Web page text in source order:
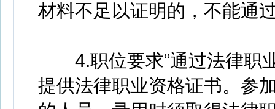
材料不足以证明的，不能通
4.职位要求“通过法律职业
提供法律职业资格证书。参